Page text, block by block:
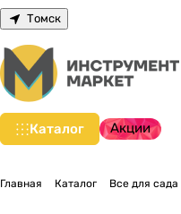
Томск
Каталог Акции
Главная Каталог Все для сада